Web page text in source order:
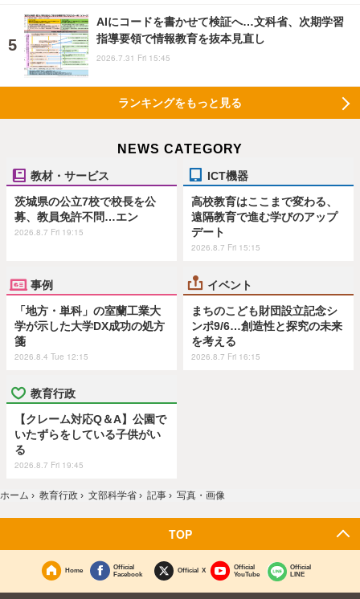
AIにコードを書かせて検証へ…文科省、次期学習
指導要領で情報教育を抜本見直し
2026.7.31 Fri 15:45
ランキングをもっと見る
NEWS CATEGORY
教材・サービス
茨城県の公立7校で校長を公
募、教員免許不問…エン
2026.8.7 Fri 19:15
ICT機器
高校教育はここまで変わる、
遠隔教育で進む学びのアップ
デート
2026.8.7 Fri 15:15
事例
「地方・単科」の室蘭工業大
学が示した大学DX成功の処方
箋
2026.8.4 Tue 12:15
イベント
まちのこども財団設立記念シ
ンポ9/6…創造性と探究の未来
を考える
2026.8.7 Fri 16:15
教育行政
【クレーム対応Q＆A】公園で
いたずらをしている子供がい
る
2026.8.7 Fri 19:45
ホーム › 教育行政 › 文部科学省 › 記事 › 写真・画像
TOP
Home
Official
Facebook
Official X
Official
YouTube
Official
LINE